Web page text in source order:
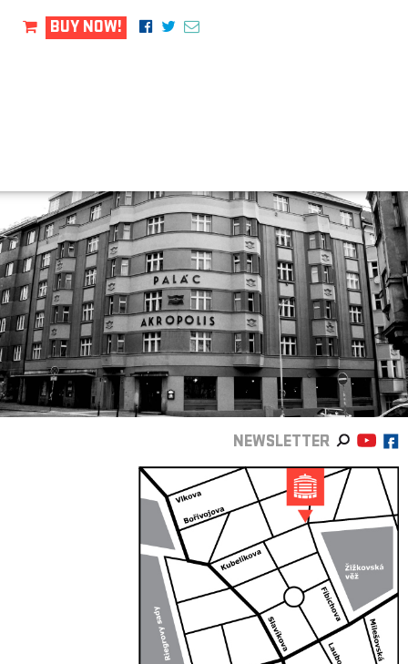
BUY NOW!
NEWSLETTER